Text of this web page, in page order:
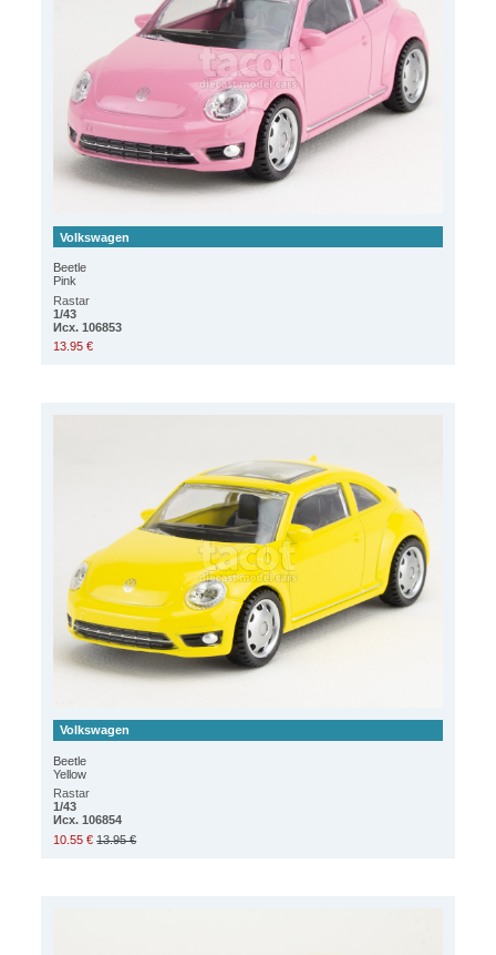
Volkswagen
Beetle
Pink
Rastar
1/43
Исх. 106853
13.95 €
Volkswagen
Beetle
Yellow
Rastar
1/43
Исх. 106854
10.55 € 13.95 €